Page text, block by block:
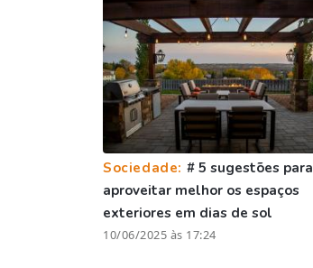
Sociedade: # 5 sugestões para
aproveitar melhor os espaços
exteriores em dias de sol
10/06/2025 às 17:24